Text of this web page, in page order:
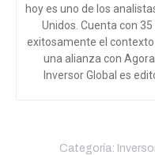
hoy es uno de los
Unidos. Cuenta con
exitosamente el
una alianza con
Inversor Global es
Categoría: